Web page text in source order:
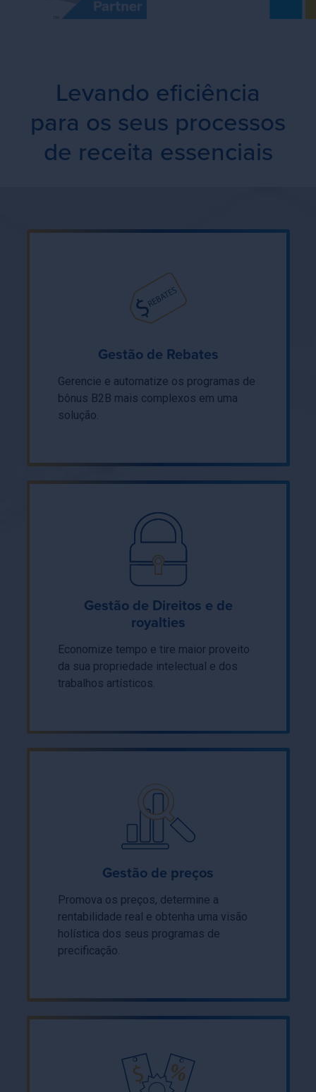
Levando eficiência
para os seus processos
de receita essenciais
Gestão de Rebates
Gerencie e automatize os programas de
bônus B2B mais complexos em uma
solução.
Gestão de Direitos e de
royalties
Economize tempo e tire maior proveito
da sua propriedade intelectual e dos
trabalhos artísticos.
Gestão de preços
Promova os preços, determine a
rentabilidade real e obtenha uma visão
holística dos seus programas de
precificação.